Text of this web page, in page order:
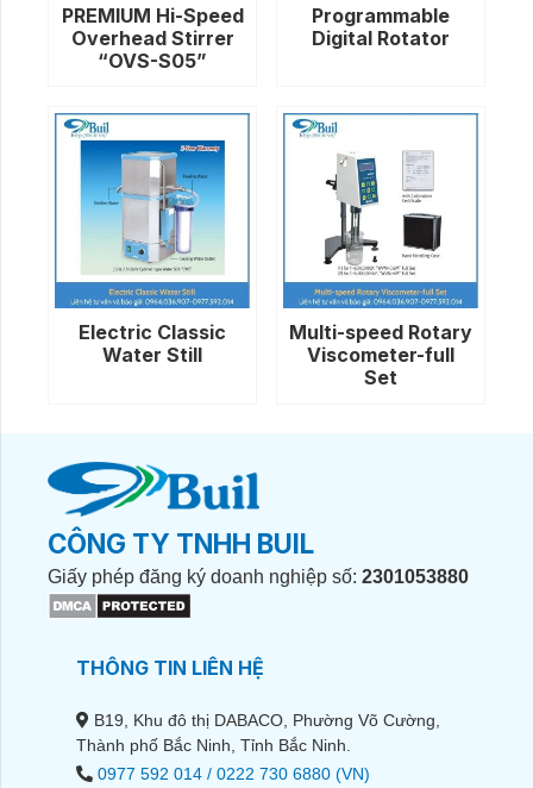
PREMIUM Hi-Speed
Overhead Stirrer
“OVS-S05”
Programmable
Digital Rotator
Electric Classic
Water Still
Multi-speed Rotary
Viscometer-full
Set
CÔNG TY TNHH BUIL
Giấy phép đăng ký doanh nghiệp số: 2301053880
THÔNG TIN LIÊN HỆ
B19, Khu đô thị DABACO, Phường Võ Cường,
Thành phố Bắc Ninh, Tỉnh Bắc Ninh.
0977 592 014 / 0222 730 6880 (VN)